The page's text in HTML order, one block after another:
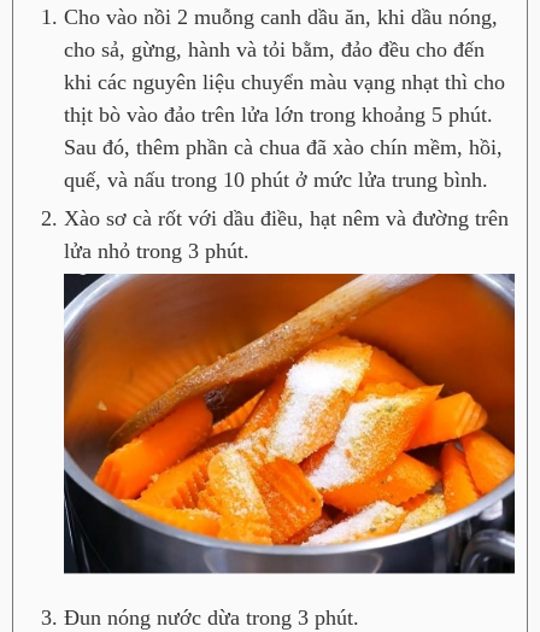
Cho vào nồi 2 muỗng canh dầu ăn, khi dầu nóng,
cho sả, gừng, hành và tỏi bằm, đảo đều cho đến
khi các nguyên liệu chuyển màu vạng nhạt thì cho
thịt bò vào đảo trên lửa lớn trong khoảng 5 phút.
Sau đó, thêm phần cà chua đã xào chín mềm, hồi,
quế, và nấu trong 10 phút ở mức lửa trung bình.
Xào sơ cà rốt với dầu điều, hạt nêm và đường trên
lửa nhỏ trong 3 phút.
Đun nóng nước dừa trong 3 phút.